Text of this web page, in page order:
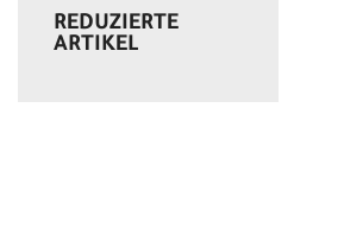
REDUZIERTE
ARTIKEL